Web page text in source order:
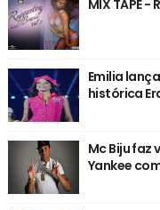
MIX TAPE -
Emilia
histórica
Mc Biju faz
Yankee